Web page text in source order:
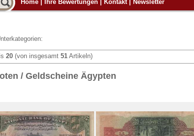
Alle Lieferungen, auch ins Ausland, werden
von uns voll versichert. Sie habenkein Risiko
Absolute Zuverlässigkeit:
Banknoten
Home Ihre Bewertungen Kontakt Newsletter
20 (von insgesamt 51 Artikeln)
/ Geldscheine Ägypten